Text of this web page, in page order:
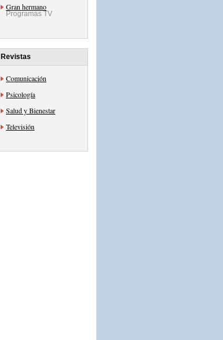
Gran hermano
Programas TV
Revistas
Comunicación
Psicología
Salud y Bienestar
Televisión